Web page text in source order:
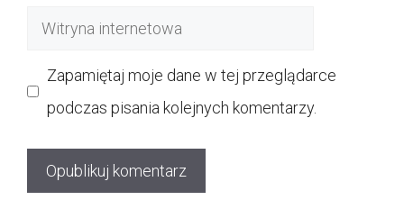
Witryna
Zapamiętaj moje dane w tej przeglądarce
podczas pisania kolejnych komentarzy.